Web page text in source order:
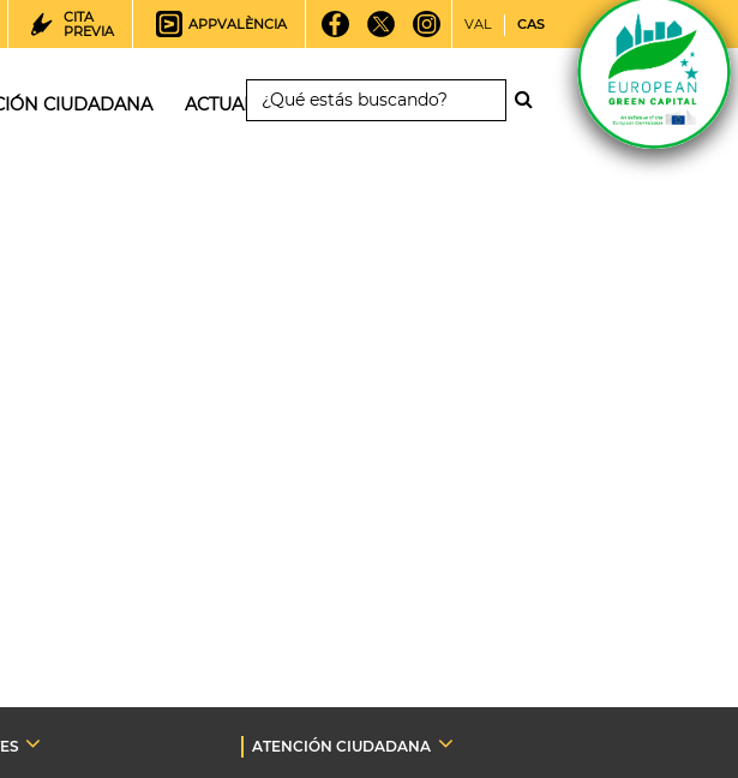
CITA
PREVIA
APPVALÈNCIA VAL CAS
CIUDADANA ACTUALIDAD
ATENCIÓN CIUDADANA